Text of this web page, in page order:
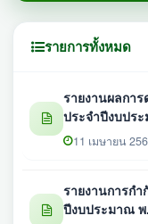
รายการทั้งหมด
รายงานผลกา
ประจำปีงบปร
11 เมษายน
รายงานการก
ปีงบประมาณ พ